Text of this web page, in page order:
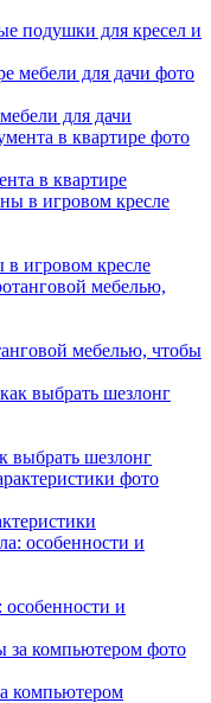
подушки для кресел и
для дачи
в квартире
игровом кресле
мебелью, чтобы
выбрать шезлонг
и
компьютером